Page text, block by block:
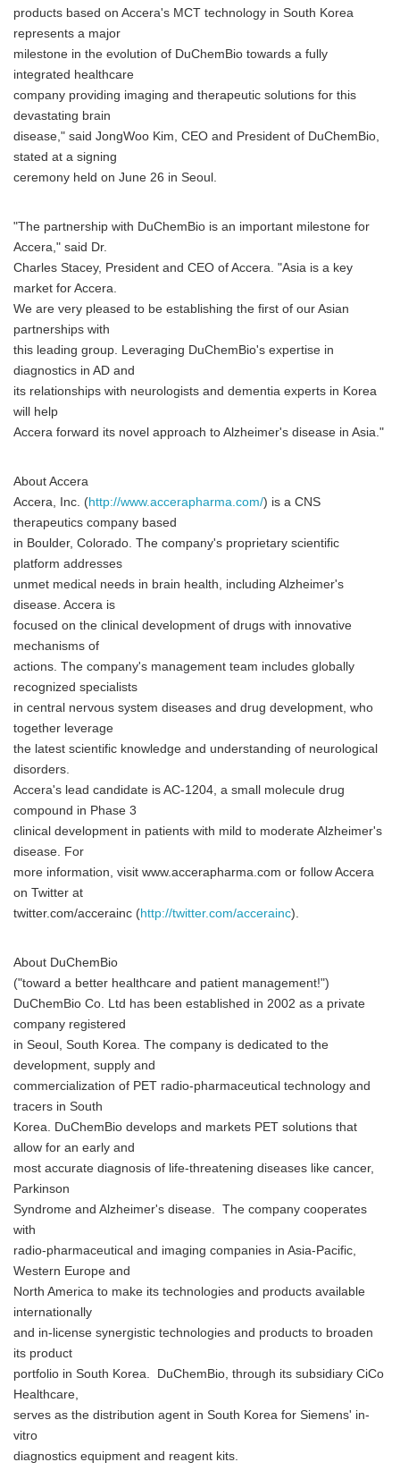
products based on Accera's MCT technology in South Korea
represents a major
milestone in the evolution of DuChemBio towards a fully
integrated healthcare
company providing imaging and therapeutic solutions for this
devastating brain
disease," said JongWoo Kim, CEO and President of DuChemBio,
stated at a signing
ceremony held on June 26 in Seoul.
"The partnership with DuChemBio is an important milestone for
Accera," said Dr.
Charles Stacey, President and CEO of Accera. "Asia is a key
market for Accera.
We are very pleased to be establishing the first of our Asian
partnerships with
this leading group. Leveraging DuChemBio's expertise in
diagnostics in AD and
its relationships with neurologists and dementia experts in Korea
will help
Accera forward its novel approach to Alzheimer's disease in Asia."
About Accera
Accera, Inc. (http://www.accerapharma.com/) is a CNS
therapeutics company based
in Boulder, Colorado. The company's proprietary scientific
platform addresses
unmet medical needs in brain health, including Alzheimer's
disease. Accera is
focused on the clinical development of drugs with innovative
mechanisms of
actions. The company's management team includes globally
recognized specialists
in central nervous system diseases and drug development, who
together leverage
the latest scientific knowledge and understanding of neurological
disorders.
Accera's lead candidate is AC-1204, a small molecule drug
compound in Phase 3
clinical development in patients with mild to moderate Alzheimer's
disease. For
more information, visit www.accerapharma.com or follow Accera
on Twitter at
twitter.com/accerainc (http://twitter.com/accerainc).
About DuChemBio
("toward a better healthcare and patient management!")
DuChemBio Co. Ltd has been established in 2002 as a private
company registered
in Seoul, South Korea. The company is dedicated to the
development, supply and
commercialization of PET radio-pharmaceutical technology and
tracers in South
Korea. DuChemBio develops and markets PET solutions that
allow for an early and
most accurate diagnosis of life-threatening diseases like cancer,
Parkinson
Syndrome and Alzheimer's disease. The company cooperates
with
radio-pharmaceutical and imaging companies in Asia-Pacific,
Western Europe and
North America to make its technologies and products available
internationally
and in-license synergistic technologies and products to broaden
its product
portfolio in South Korea. DuChemBio, through its subsidiary CiCo
Healthcare,
serves as the distribution agent in South Korea for Siemens' in-
vitro
diagnostics equipment and reagent kits.